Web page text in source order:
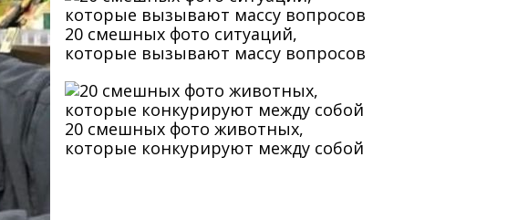
20 смешных фото ситуаций,
которые вызывают массу вопросов
20 смешных фото животных,
которые конкурируют между собой